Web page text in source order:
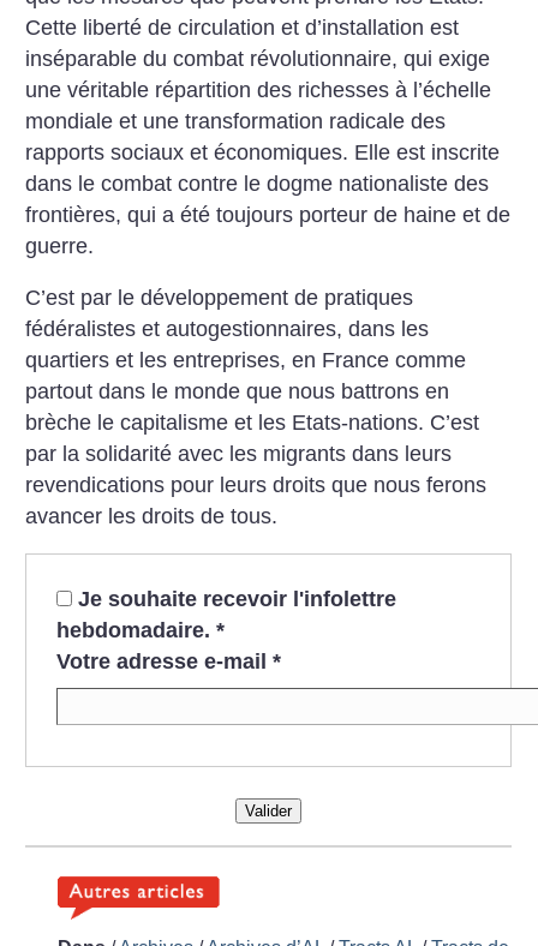
Cette liberté de circulation et d’installation est
inséparable du combat révolutionnaire, qui exige
une véritable répartition des richesses à l’échelle
mondiale et une transformation radicale des
rapports sociaux et économiques. Elle est inscrite
dans le combat contre le dogme nationaliste des
frontières, qui a été toujours porteur de haine et de
guerre.
C’est par le développement de pratiques
fédéralistes et autogestionnaires, dans les
quartiers et les entreprises, en France comme
partout dans le monde que nous battrons en
brèche le capitalisme et les Etats-nations. C’est
par la solidarité avec les migrants dans leurs
revendications pour leurs droits que nous ferons
avancer les droits de tous.
Je souhaite recevoir l'infolettre
hebdomadaire. *
Votre adresse e-mail *
Valider